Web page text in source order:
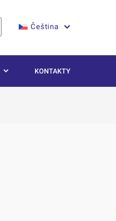
Čeština
KONTAKTY